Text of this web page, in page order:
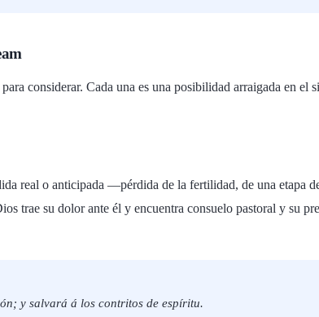
considerar. Cada una es una posibilidad arraigada en
real o anticipada —pérdida de la fertilidad, de una
trae su dolor ante él y encuentra consuelo pastoral y su
y salvará á los contritos de espíritu.